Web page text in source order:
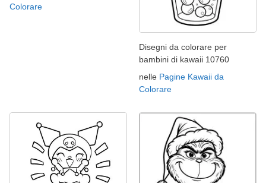
Colorare
Disegni da colorare per
bambini di kawaii 10760
nelle Pagine Kawaii da
Colorare